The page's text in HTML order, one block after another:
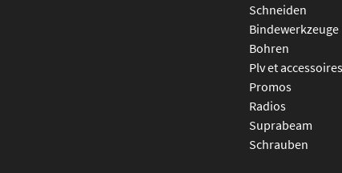
schneiden
bindewerkzeuge
bohren
plv et accessoires
promos
radios
suprabeam
schrauben